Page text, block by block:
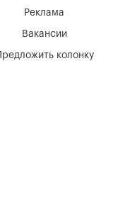
Вакансии
Реклама
Предложить колонку